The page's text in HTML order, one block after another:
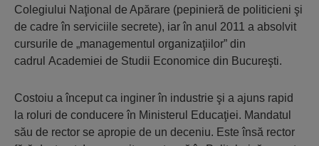
Colegiului Na­ţional de Apărare (pepinieră de politicieni şi
de cadre în serviciile secrete), iar în anul 2011 a absolvit
cursurile de „managementul organiza­ţiilor” din
cadrul Academiei de Studii Economice din Bucureşti.
Costoiu a început ca inginer în indus­trie şi a ajuns rapid
la roluri de conducere în Ministerul Educaţiei. Mandatul
său de rector se apropie de un deceniu. Este însă rector